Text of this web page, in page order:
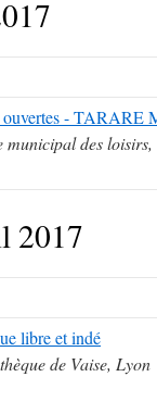
ouvertes - TARARE
municipal des
2017
libre et indé
de Vaise, Lyon